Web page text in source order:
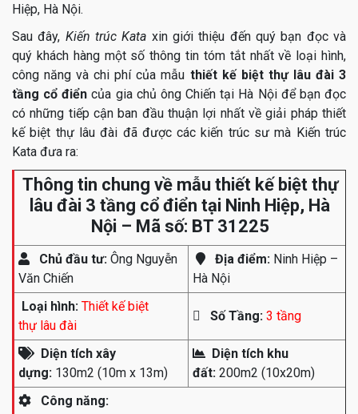
Hiệp, Hà Nội.
Sau đây, Kiến trúc Kata xin giới thiệu đến quý bạn đọc và
quý khách hàng một số thông tin tóm tắt nhất về loại hình,
công năng và chi phí của mẫu thiết kế biệt thự lâu đài 3
tầng cổ điển của gia chủ ông Chiến tại Hà Nội để bạn đọc
có những tiếp cận ban đầu thuận lợi nhất về giải pháp thiết
kế biệt thự lâu đài đã được các kiến trúc sư mà Kiến trúc
Kata đưa ra:
Thông tin chung về mẫu thiết kế biệt thự
lâu đài 3 tầng cổ điển tại Ninh Hiệp, Hà
Nội – Mã số: BT 31225
Chủ đầu tư: Ông Nguyễn
Văn Chiến
Địa điểm: Ninh Hiệp –
Hà Nội
Loại hình: Thiết kế biệt
thự lâu đài
Số Tầng: 3 tầng
Diện tích xây
dựng: 130m2 (10m x 13m)
Diện tích khu
đất: 200m2 (10x20m)
Công năng: